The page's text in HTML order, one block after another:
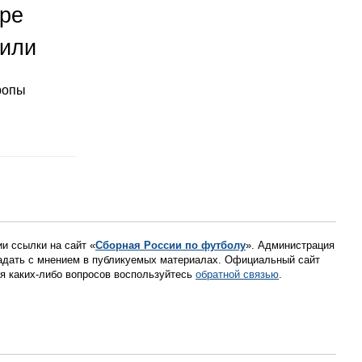
ссылки на сайт «Сборная России по футболу». Администрация
с мнением в публикуемых материалах. Официальный сайт
либо вопросов воспользуйтесь обратной связью.